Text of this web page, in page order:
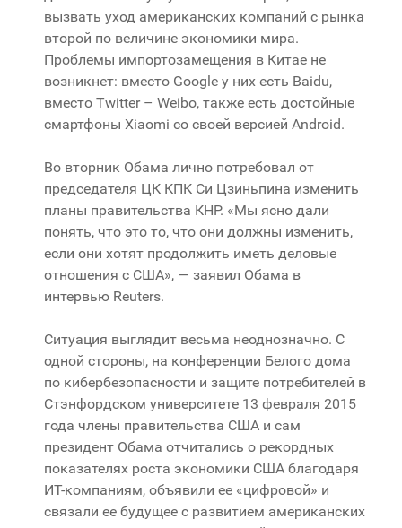
вызвать уход американских компаний с рынка
второй по величине экономики мира.
Проблемы импортозамещения в Китае не
возникнет: вместо Google у них есть Baidu,
вместо Twitter – Weibo, также есть достойные
смартфоны Xiaomi со своей версией Android.
Во вторник Обама лично потребовал от
председателя ЦК КПК Си Цзиньпина изменить
планы правительства КНР. «Мы ясно дали
понять, что это то, что они должны изменить,
если они хотят продолжить иметь деловые
отношения с США», — заявил Обама в
интервью Reuters.
Ситуация выглядит весьма неоднозначно. С
одной стороны, на конференции Белого дома
по кибербезопасности и защите потребителей в
Стэнфордском университете 13 февраля 2015
года члены правительства США и сам
президент Обама отчитались о рекордных
показателях роста экономики США благодаря
ИТ-компаниям, объявили ее «цифровой» и
связали ее будущее с развитием американских